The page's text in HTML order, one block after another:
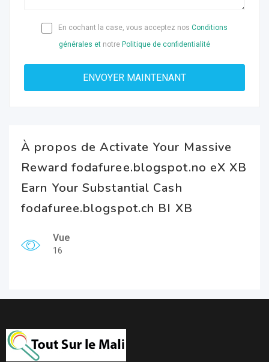
En cochant la case, vous acceptez nos Conditions
générales et notre Politique de confidentialité
À propos de Activate Your Massive
Reward fodafuree.blogspot.no eX XB
Earn Your Substantial Cash
fodafuree.blogspot.ch BI XB
Vue
16